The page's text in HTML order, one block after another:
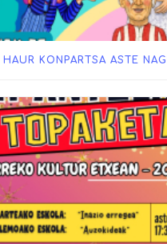
HAUR KONPARTSA ASTE